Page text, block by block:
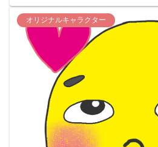
オリジナルキャラクター